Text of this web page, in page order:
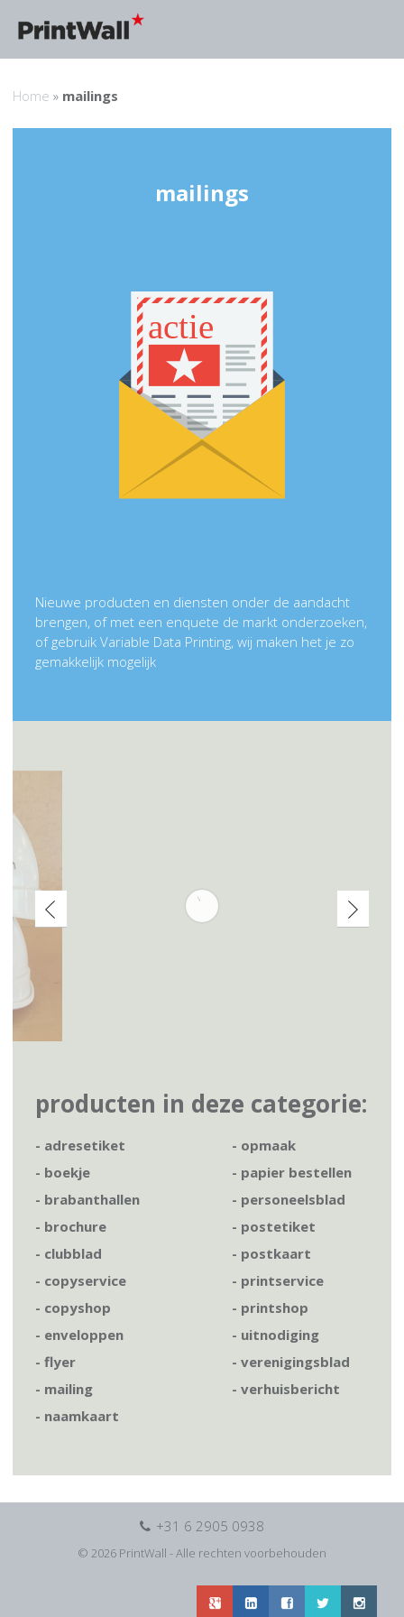
Home » mailings
mailings
Nieuwe producten en diensten onder de aandacht
brengen, of met een enquete de markt onderzoeken,
of gebruik Variable Data Printing, wij maken het je zo
gemakkelijk mogelijk
producten in deze categorie:
- adresetiket
- boekje
- brabanthallen
- brochure
- clubblad
- copyservice
- copyshop
- enveloppen
- flyer
- mailing
- naamkaart
- opmaak
- papier bestellen
- personeelsblad
- postetiket
- postkaart
- printservice
- printshop
- uitnodiging
- verenigingsblad
- verhuisbericht
+31 6 2905 0938
© 2026 PrintWall - Alle rechten voorbehouden